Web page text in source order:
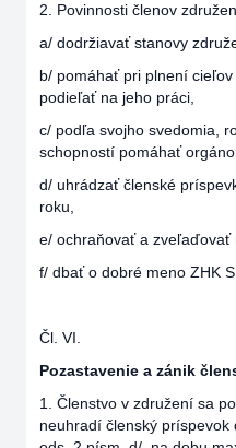
2. Povinnosti členov
a/ dodržiavať stanovy
b/ pomáhať pri plnení
podieľať na jeho práci,
c/ podľa svojho svedomia,
schopností pomáhať
d/ uhrádzať členské
roku,
e/ ochraňovať a zveľaďovať
f/ dbať o dobré meno ZHK
Čl. VI.
Pozastavenie a zánik
1. Členstvo v združení sa
neuhradí členský príspevok